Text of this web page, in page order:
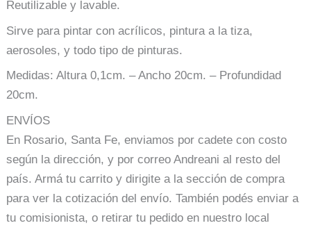
Reutilizable y lavable.
Sirve para pintar con acrílicos, pintura a la tiza,
aerosoles, y todo tipo de pinturas.
Medidas: Altura 0,1cm. – Ancho 20cm. – Profundidad
20cm.
ENVÍOS
En Rosario, Santa Fe, enviamos por cadete con costo
según la dirección, y por correo Andreani al resto del
país. Armá tu carrito y dirigite a la sección de compra
para ver la cotización del envío. También podés enviar a
tu comisionista, o retirar tu pedido en nuestro local